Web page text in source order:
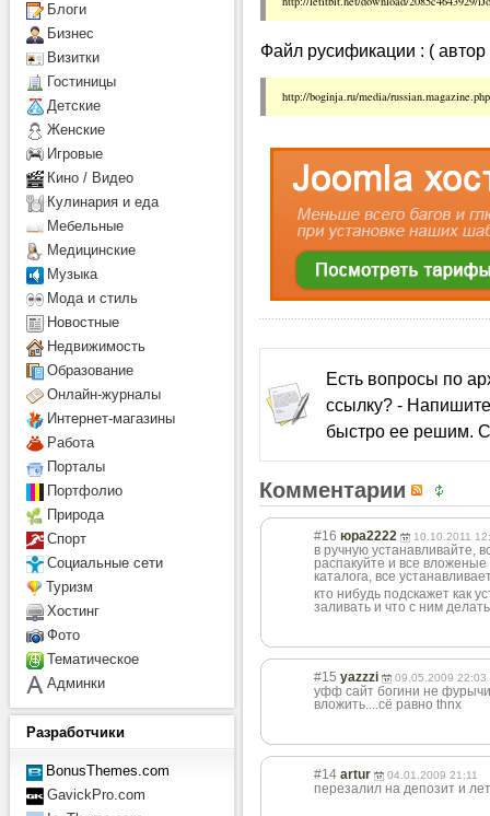
Файл русификации : (
Есть вопросы по
ссылку? -
быстро ее решим.
Комментарии
#16 юра2222 10.10.2011
в ручную устанавливайте,
распакуйте и все
каталога, все
кто нибудь подскажет как
заливать и что с ним делать
#15 yazzzi 09.05.2009 22:03
уфф сайт богини не
вложить....сё равно thnx
#14 artur 04.01.2009 21:11
перезалил на депозит и
Блоги
Бизнес
Визитки
Гостиницы
Детcкие
Женские
Игровые
Кино / Видео
Кулинария и еда
Мебельные
Медицинские
Музыка
Мода и стиль
Новостные
Недвижимость
Образование
Онлайн-журналы
Интернет-магазины
Работа
Порталы
Портфолио
Природа
Спорт
Социальные сети
Туризм
Хостинг
Фото
Тематическое
Админки
Разработчики
BonusThemes.com
GavickPro.com